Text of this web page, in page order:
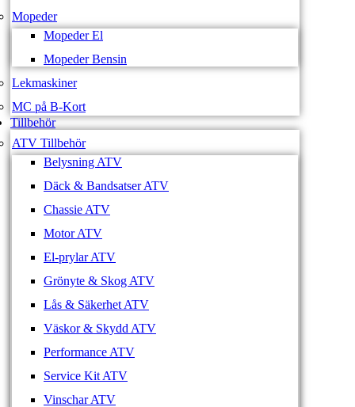
Mopeder
Mopeder El
Mopeder Bensin
Lekmaskiner
MC på B-Kort
Tillbehör
ATV Tillbehör
Belysning ATV
Däck & Bandsatser ATV
Chassie ATV
Motor ATV
El-prylar ATV
Grönyte & Skog ATV
Lås & Säkerhet ATV
Väskor & Skydd ATV
Performance ATV
Service Kit ATV
Vinschar ATV